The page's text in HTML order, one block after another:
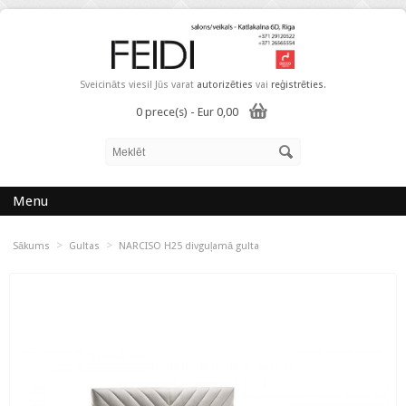
Sveicināts viesi! Jūs varat autorizēties vai reģistrēties.
0 prece(s) - Eur 0,00
Menu
Sākums > Gultas > NARCISO H25 divguļamā gulta